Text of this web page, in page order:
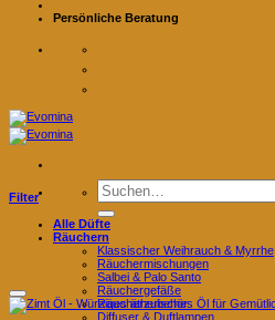
Persönliche Beratung
Suchen
nach:
Alle Düfte
Räuchern
Klassischer Weihrauch & Myrrhe
Räuchermischungen
Salbei & Palo Santo
Räuchergefäße
Räucherzubehör
Diffuser & Duftlampen
Filter